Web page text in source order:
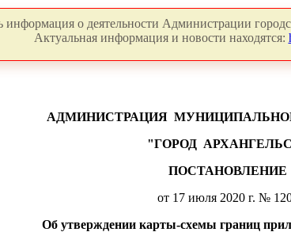
информация о деятельности Администрации
Актуальная информация и новости находятся:
АДМИНИСТРАЦИЯ
"ГОРОД
ПОСТАНОВЛЕНИЕ
от 17 июля 2020 г. №
Об утверждении карты-схемы границ